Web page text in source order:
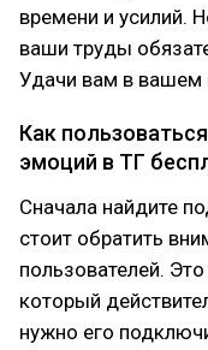
времени и усилий.
ваши труды
Удачи вам в вашем
Как
эмоций в ТГ
Сначала найдите
стоит обратить
пользователей.
который
нужно его